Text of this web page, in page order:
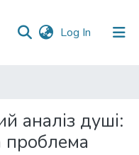
Log In (current)
аналіз душі:
проблема